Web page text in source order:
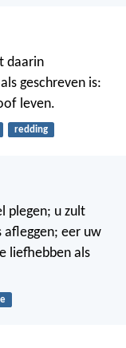
daarin
geschreven is:
leven.
redding
plegen; u zult
afleggen; eer uw
liefhebben als